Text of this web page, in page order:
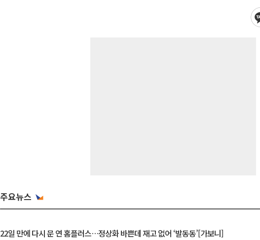
주요뉴스
22일 만에 다시 문 연 홈플러스…정상화 바쁜데 재고 없어 ‘발동동’[가보니]